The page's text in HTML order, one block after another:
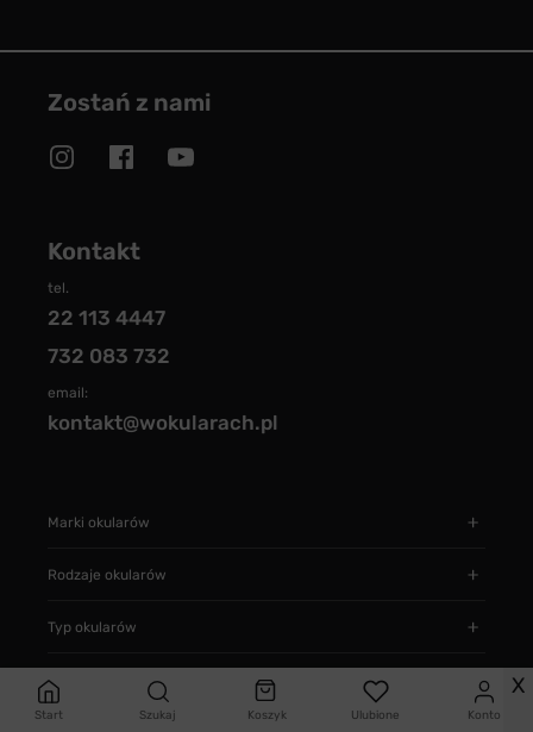
Start Szukaj Koszyk Ulubione Konto
Zostań z nami
Kontakt
tel.
22 113 4447
732 083 732
email:
kontakt@wokularach.pl
Marki okularów
Rodzaje okularów
Typ okularów
Informacje X